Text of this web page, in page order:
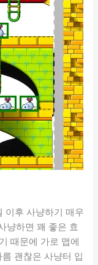
이후 사냥하기 매우
냥하면 꽤 좋은 효
때문에 가로 맵에
름 괜찮은 사냥터 입